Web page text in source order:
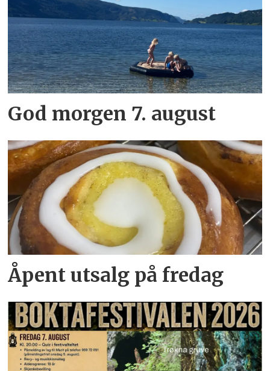
God morgen 7. august
Åpent utsalg på fredag